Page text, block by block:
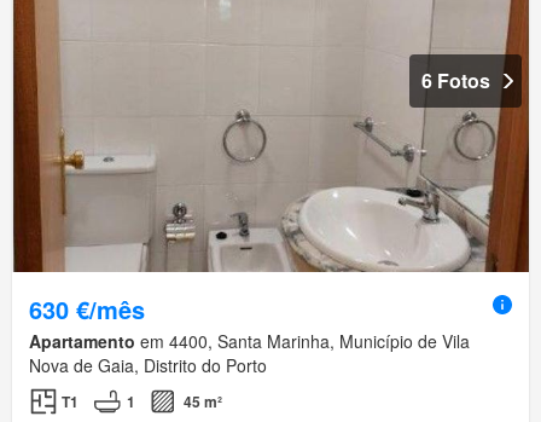
6 Fotos
630 €/mês
Apartamento em 4400, Santa Marinha, Município de Vila
Nova de Gaia, Distrito do Porto
T1 1
45 m²